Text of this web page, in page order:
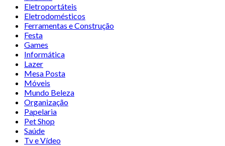
Eletroportáteis
Eletrodomésticos
Ferramentas e Construção
Festa
Games
Informática
Lazer
Mesa Posta
Móveis
Mundo Beleza
Organização
Papelaria
Pet Shop
Saúde
Tv e Vídeo